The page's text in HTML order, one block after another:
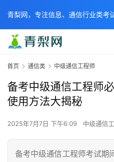
首页 通信类 中级通信工程师
备考中级通信工程师
使用方法大揭秘
2025年7月7日 下午6:09 中级通信
备考中级通信工程师考试期
青梨网，专注信息、通信行业类考